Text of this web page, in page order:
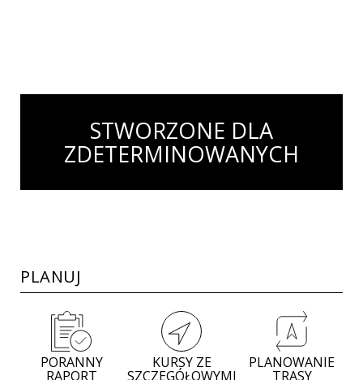
STWORZONE DLA
ZDETERMINOWANYCH
PLANUJ
PORANNY
RAPORT
KURSY ZE
SZCZEGÓŁOWYMI
PLANOWANIE
TRASY